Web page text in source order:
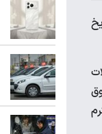
اعتباری با شماره ۰۳/۲۸۳۷۲۹ تاریخ